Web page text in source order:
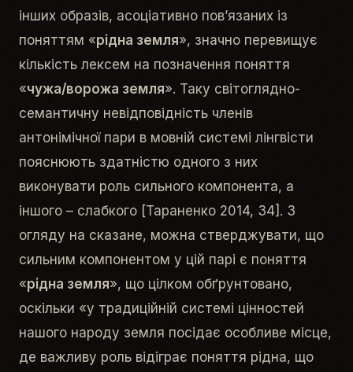
інших образів, асоціативно пов’язаних із
поняттям «рідна земля», значно перевищує
кількість лексем на позначення поняття
«чужа/ворожа земля». Таку світоглядно-
семантичну невідповідність членів
антонімічної пари в мовній системі лінгвісти
пояснюють здатністю одного з них
виконувати роль сильного компонента, а
іншого – слабкого [Тараненко 2014, 34]. З
огляду на сказане, можна стверджувати, що
сильним компонентом у цій парі є поняття
«рідна земля», що цілком обґрунтовано,
оскільки «у традиційній системі цінностей
нашого народу земля посідає особливе місце,
де важливу роль відіграє поняття рідна, що